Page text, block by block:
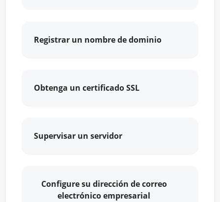
Registrar un nombre de dominio
Obtenga un certificado SSL
Supervisar un servidor
Configure su dirección de correo
electrónico empresarial